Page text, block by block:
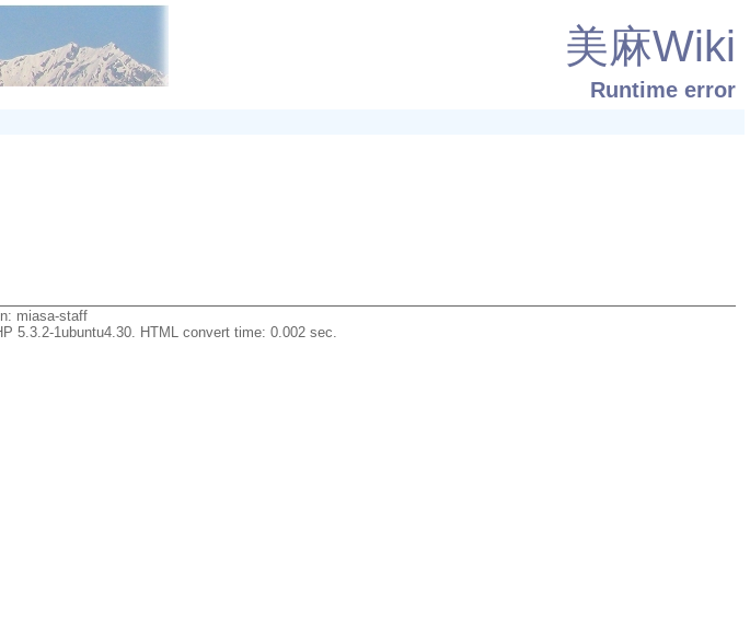
美麻Wiki
Runtime error
miasa-staff
5.3.2-1ubuntu4.30. HTML convert time: 0.002 sec.